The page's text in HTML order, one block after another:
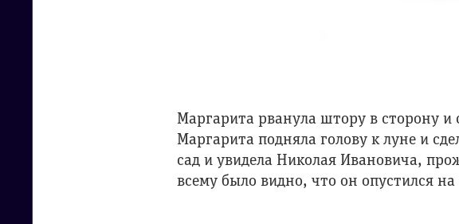
Маргарита рванула штору в сторону и
Маргарита подняла голову к луне и
сад и увидела Николая Ивановича,
всему было видно, что он опустился на